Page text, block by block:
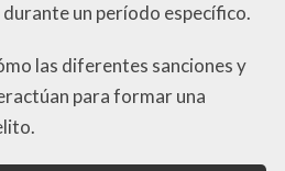
un período específico.
las diferentes sanciones y
para formar una